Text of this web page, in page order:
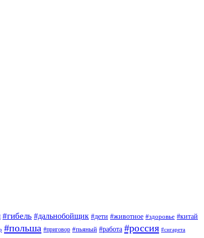
#гибель #дальнобойщик #дети #животное #здоровье #китай
#польша #приговор #пьяный #работа #россия #сигарета